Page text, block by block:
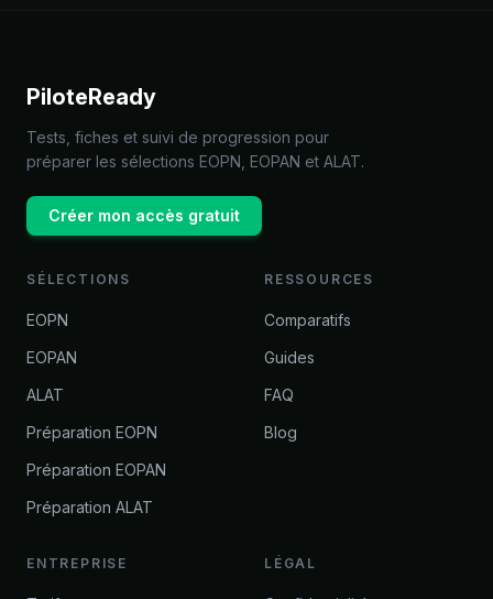
PiloteReady
Tests, fiches et suivi de progression pour
préparer les sélections EOPN, EOPAN et ALAT.
Créer mon accès gratuit
SÉLECTIONS
EOPN
EOPAN
ALAT
Préparation EOPN
Préparation EOPAN
Préparation ALAT
RESSOURCES
Comparatifs
Guides
FAQ
Blog
ENTREPRISE LÉGAL